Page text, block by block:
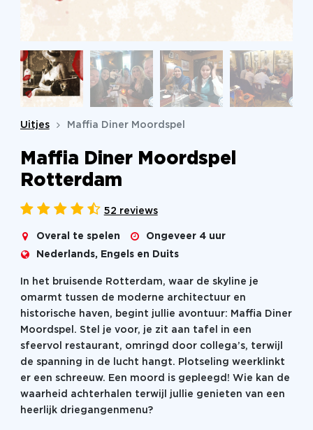
Uitjes Maffia Diner Moordspel
Maffia Diner Moordspel
Rotterdam
52 reviews
Overal te spelen Ongeveer 4 uur
Nederlands, Engels en Duits
In het bruisende Rotterdam, waar de skyline je
omarmt tussen de moderne architectuur en
historische haven, begint jullie avontuur: Maffia Diner
Moordspel. Stel je voor, je zit aan tafel in een
sfeervol restaurant, omringd door collega’s, terwijl
de spanning in de lucht hangt. Plotseling weerklinkt
er een schreeuw. Een moord is gepleegd! Wie kan de
waarheid achterhalen terwijl jullie genieten van een
heerlijk driegangenmenu?